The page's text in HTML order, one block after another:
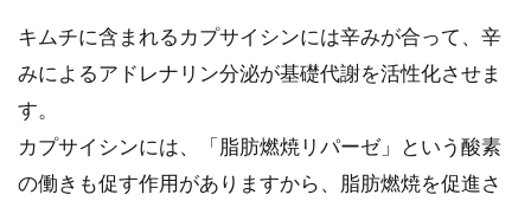
キムチに含まれるカプサイシンには辛みが合って、辛
みによるアドレナリン分泌が基礎代謝を活性化させま
す。
カプサイシンには、「脂肪燃焼リパーゼ」という酸素
の働きも促す作用がありますから、脂肪燃焼を促進さ